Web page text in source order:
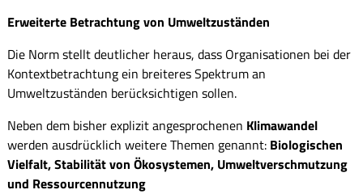
Erweiterte Betrachtung von Umweltzuständen
Die Norm stellt deutlicher heraus, dass Organisationen bei der
Kontextbetrachtung ein breiteres Spektrum an
Umweltzuständen berücksichtigen sollen.
Neben dem bisher explizit angesprochenen Klimawandel
werden ausdrücklich weitere Themen genannt: Biologischen
Vielfalt, Stabilität von Ökosystemen, Umweltverschmutzung
und Ressourcennutzung